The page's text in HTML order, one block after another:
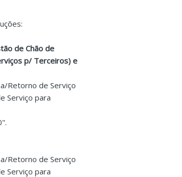
de Chão de
p/ Terceiros) e
Retorno de Serviço
Serviço para
Retorno de Serviço
Serviço para